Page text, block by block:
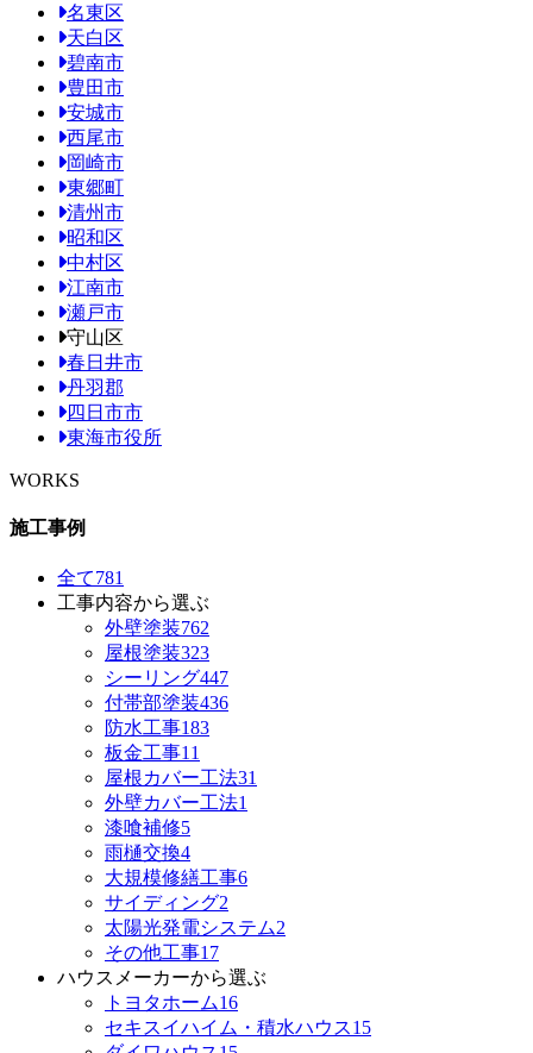
名東区
天白区
碧南市
豊田市
安城市
西尾市
岡崎市
東郷町
清州市
昭和区
中村区
江南市
瀬戸市
守山区
春日井市
丹羽郡
四日市市
東海市役所
WORKS
施工事例
全て781
工事内容から選ぶ
外壁塗装762
屋根塗装323
シーリング447
付帯部塗装436
防水工事183
板金工事11
屋根カバー工法31
外壁カバー工法1
漆喰補修5
雨樋交換4
大規模修繕工事6
サイディング2
太陽光発電システム2
その他工事17
ハウスメーカーから選ぶ
トヨタホーム16
セキスイハイム・積水ハウス15